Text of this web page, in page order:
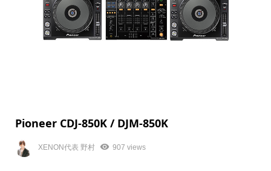
Pioneer CDJ-850K / DJM-850K
XENON代表 野村 907 views